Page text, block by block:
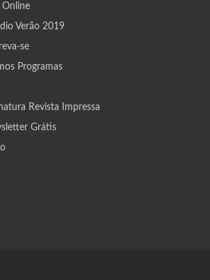
Online
Verão 2019
se
Programas
Revista Impressa
Grátis